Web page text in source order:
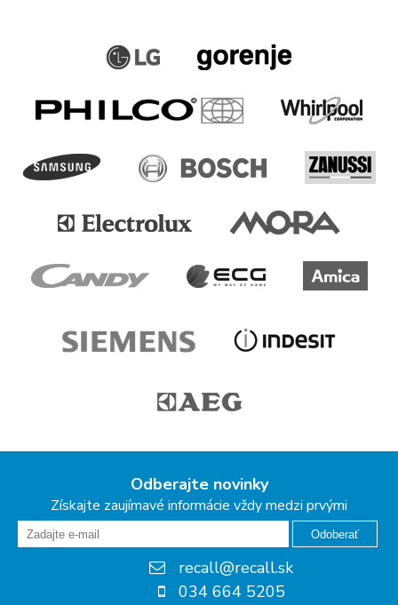
Odberajte novinky
Získajte zaujímavé informácie vždy medzi prvými
Odoberať
recall@recall.sk
034 664 5205